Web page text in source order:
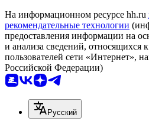
На информационном ресурсе hh.ru
рекомендательные технологии
предоставления информации на
и анализа сведений, относящихся
пользователей сети «Интернет»,
Российской Федерации)
Русский